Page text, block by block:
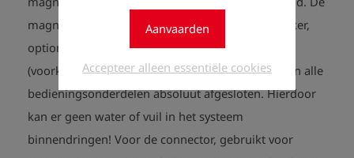
Aanvaarden
Accepteer alleen essentiële cookies
magneet bevind zich in de behuizing van de stekker,
optioneel is een externe magneet verkrijgbaar
(voorkomt manipulatie door derden). Hiermee zijn alle
bedieningsonderdelen absoluut afgesloten. Hierdoor
kan er geen water of vuil in het systeem
binnendringen! Voor de connector, gebruikt voor